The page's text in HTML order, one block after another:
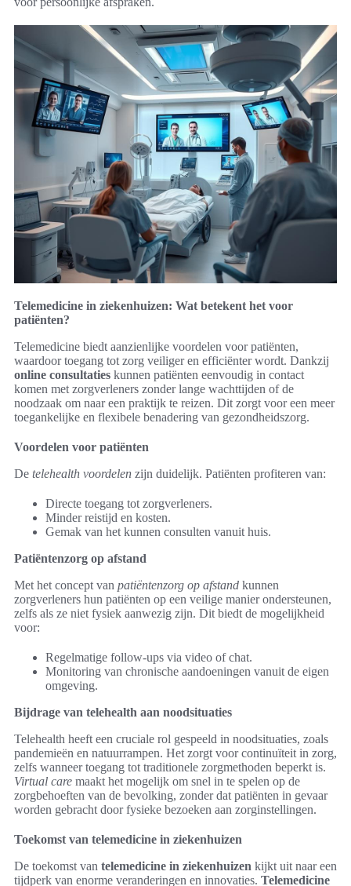
Telemedicine in ziekenhuizen: Wat betekent het voor
patiënten?
Telemedicine biedt aanzienlijke voordelen voor patiënten,
waardoor toegang tot zorg veiliger en efficiënter wordt. Dankzij
online consultaties kunnen patiënten eenvoudig in contact
komen met zorgverleners zonder lange wachttijden of de
noodzaak om naar een praktijk te reizen. Dit zorgt voor een meer
toegankelijke en flexibele benadering van gezondheidszorg.
Voordelen voor patiënten
De telehealth voordelen zijn duidelijk. Patiënten profiteren van:
Directe toegang tot zorgverleners.
Minder reistijd en kosten.
Gemak van het kunnen consulten vanuit huis.
Patiëntenzorg op afstand
Met het concept van patiëntenzorg op afstand kunnen
zorgverleners hun patiënten op een veilige manier ondersteunen,
zelfs als ze niet fysiek aanwezig zijn. Dit biedt de mogelijkheid
voor:
Regelmatige follow-ups via video of chat.
Monitoring van chronische aandoeningen vanuit de eigen
omgeving.
Bijdrage van telehealth aan noodsituaties
Telehealth heeft een cruciale rol gespeeld in noodsituaties, zoals
pandemieën en natuurrampen. Het zorgt voor continuïteit in zorg,
zelfs wanneer toegang tot traditionele zorgmethoden beperkt is.
Virtual care maakt het mogelijk om snel in te spelen op de
zorgbehoeften van de bevolking, zonder dat patiënten in gevaar
worden gebracht door fysieke bezoeken aan zorginstellingen.
Toekomst van telemedicine in ziekenhuizen
De toekomst van telemedicine in ziekenhuizen kijkt uit naar een
tijdperk van enorme veranderingen en innovaties. Telemedicine